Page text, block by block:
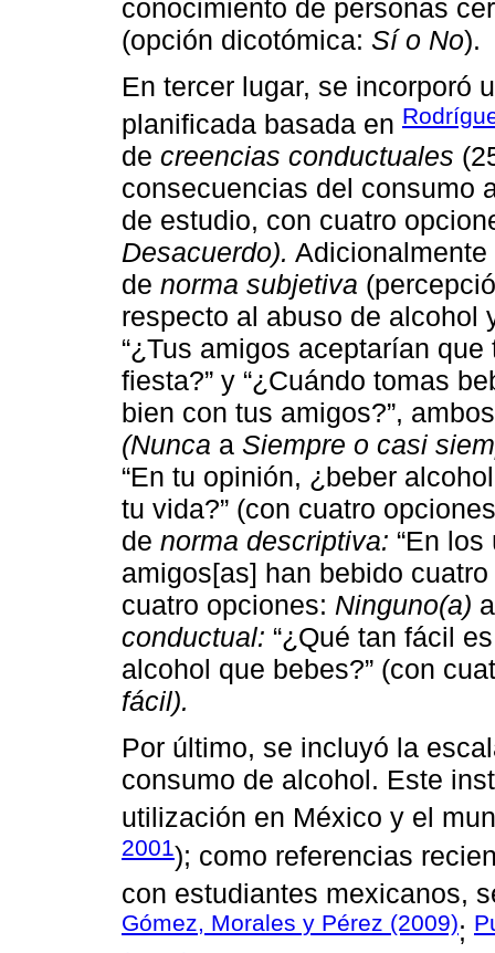
conocimiento de personas
(opción dicotómica: Sí o No).
En tercer lugar, se incorporó
planificada basada en
de creencias conductuales
consecuencias del consumo
de estudio, con cuatro
Desacuerdo).
de norma subjetiva
respecto al abuso de alcohol
“¿Tus amigos aceptarían
fiesta?” y “¿Cuándo tomas
bien con tus amigos?”,
(Nunca a Siempre o casi
“En tu opinión, ¿beber
tu vida?” (con cuatro
de norma descriptiva: “En
amigos[as] han bebido
cuatro opciones: Ninguno(a)
conductual: “¿Qué tan fácil
alcohol que bebes?” (con
fácil).
Por último, se incluyó la
consumo de alcohol. Este
utilización en México y el
2001); como referencias
con estudiantes mexicanos,
Gómez, Morales y Pérez (2009);